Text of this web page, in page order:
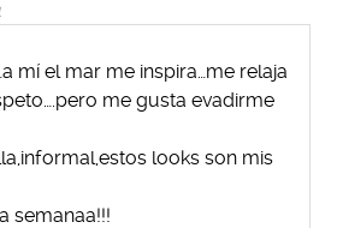
mí el mar me inspira…me relaja
me gusta evadirme
looks son mis
semanaa!!!